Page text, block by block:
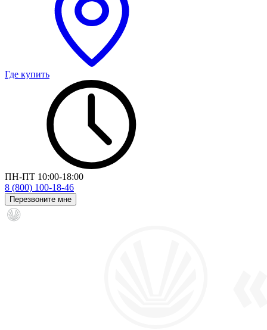
Где купить
ПН-ПТ 10:00-18:00
8 (800) 100-18-46
Перезвоните мне